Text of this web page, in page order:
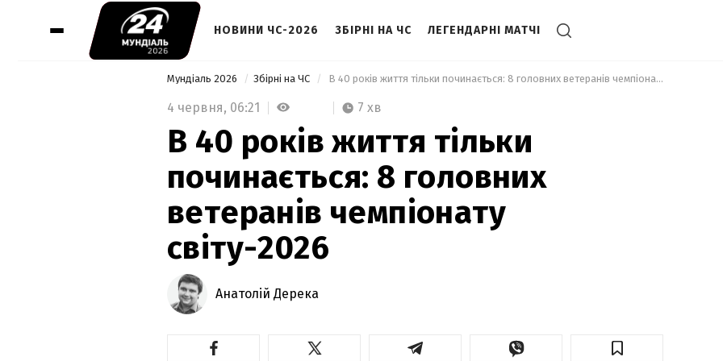
НОВИНИ ЧС-2026 ЗБІРНІ НА ЧС ЛЕГЕНДАРНІ МАТЧІ
Мундіаль 2026 Збірні на ЧС В 40 років життя тільки починається: 8 головних ветеранів чемпіонату світу-2026
4 червня, 06:21 7 хв
В 40 років життя тільки
починається: 8 головних
ветеранів чемпіонату
світу-2026
Анатолій Дерека